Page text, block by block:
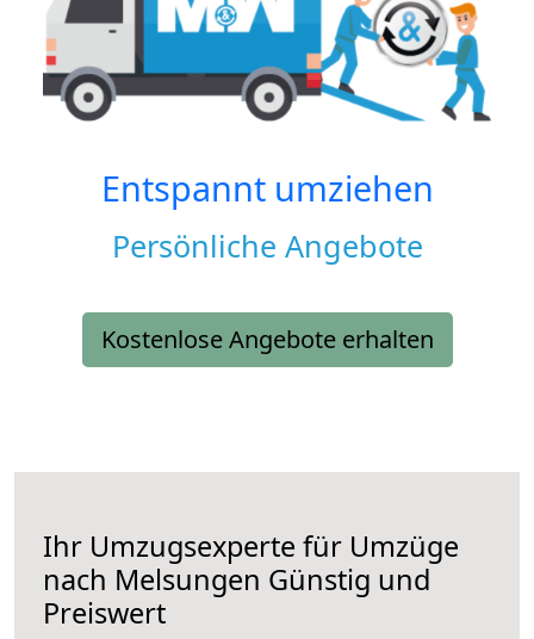
Entspannt umziehen
Persönliche Angebote
Kostenlose Angebote erhalten
Ihr Umzugsexperte für Umzüge
nach Melsungen Günstig und
Preiswert